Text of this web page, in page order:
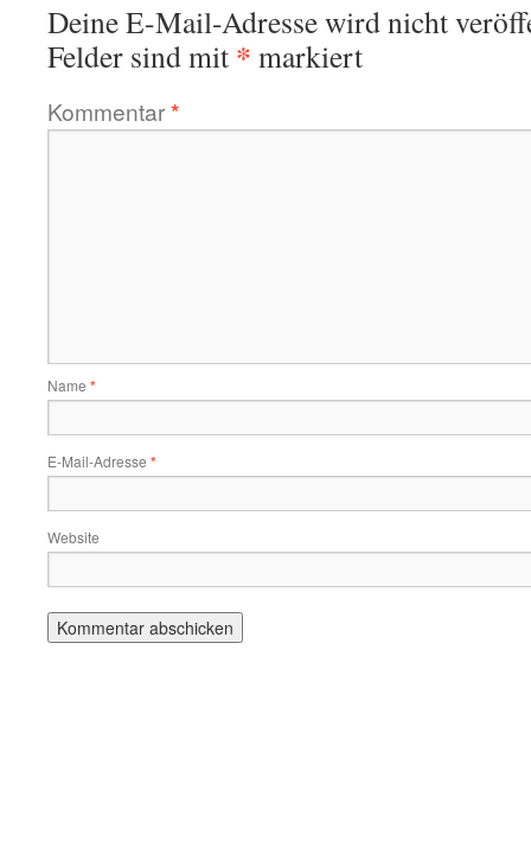
Deine E-Mail-Adresse wird nicht
Felder sind mit * markiert
Kommentar*
Name *
E-Mail-Adresse *
Website